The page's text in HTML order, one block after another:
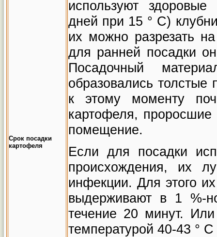
Срок посадки
картофеля
используют
дней при 15 ° С)
их можно разрезать
для ранней посадки
Посадочный
образовались
к этому моменту
картофеля, проросшие
помещение.
Если для посадки
происхождения, их
инфекции. Для этого
выдерживают в 1 %-
течение 20 минут.
температурой 40-43 ° С